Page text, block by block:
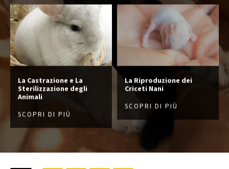
La Castrazione e La
Sterilizzazione degli
Animali
SCOPRI DI PIÙ
La Riproduzione dei
Criceti Nani
SCOPRI DI PIÙ